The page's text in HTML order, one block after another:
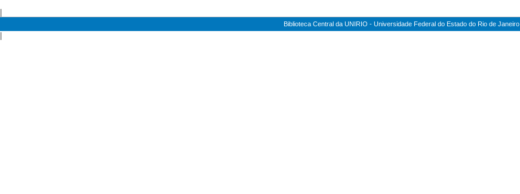
Biblioteca Central da UNIRIO - Universidade Federal do Estado do Rio de Janeiro